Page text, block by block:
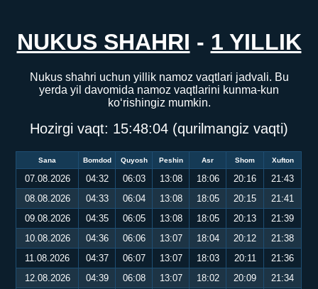
NUKUS SHAHRI - 1 YILLIK
Nukus shahri uchun yillik namoz vaqtlari jadvali. Bu
yerda yil davomida namoz vaqtlarini kunma-kun
ko‘rishingiz mumkin.
Hozirgi vaqt: 15:48:04 (qurilmangiz vaqti)
Sana Bomdod Quyosh Peshin Asr Shom Xufton
07.08.2026 04:32 06:03 13:08 18:06 20:16
21:43
08.08.2026
04:33 06:04 13:08 18:05 20:15
21:41
09.08.2026
04:35 06:05 13:08 18:05 20:13
21:39
10.08.2026
04:36 06:06 13:07 18:04 20:12
21:38
11.08.2026
04:37 06:07 13:07 18:03 20:11
21:36
12.08.2026
04:39 06:08 13:07 18:02 20:09
21:34